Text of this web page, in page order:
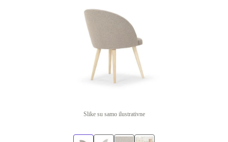
Slike su samo ilustrativne